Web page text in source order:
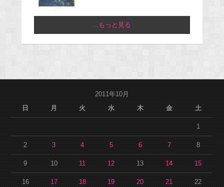
...もっと見る
2011年10月
日
月 火 水 木 金 土
1
2 3 4 5 6 7 8
9 10 11 12 13 14 15
16 17 18 19 20 21 22